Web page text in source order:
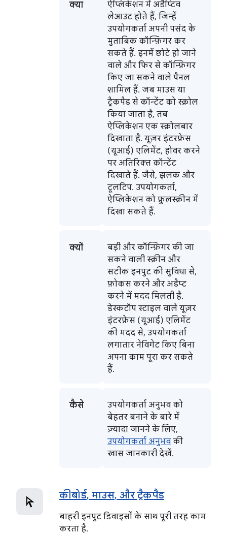
क्या
ऐप्लिकेशन में अडैप्टिव
लेआउट होते हैं, जिन्हें
उपयोगकर्ता अपनी पसंद के
मुताबिक कॉन्फ़िगर कर
सकते हैं. इनमें छोटे हो जाने
वाले और फिर से कॉन्फ़िगर
किए जा सकने वाले पैनल
शामिल हैं. जब माउस या
ट्रैकपैड से कॉन्टेंट को स्क्रोल
किया जाता है, तब
ऐप्लिकेशन एक स्क्रोलबार
दिखाता है. यूज़र इंटरफ़ेस
(यूआई) एलिमेंट, होवर करने
पर अतिरिक्त कॉन्टेंट
दिखाते हैं. जैसे, झलक और
टूलटिप. उपयोगकर्ता,
ऐप्लिकेशन को फ़ुलस्क्रीन में
दिखा सकते हैं.
क्यों
बड़ी और कॉन्फ़िगर की जा
सकने वाली स्क्रीन और
सटीक इनपुट की सुविधा से,
फ़ोकस करने और अडैप्ट
करने में मदद मिलती है.
डेस्कटॉप स्टाइल वाले यूज़र
इंटरफ़ेस (यूआई) एलिमेंट
की मदद से, उपयोगकर्ता
लगातार नेविगेट किए बिना
अपना काम पूरा कर सकते
हैं.
कैसे
उपयोगकर्ता अनुभव को
बेहतर बनाने के बारे में
ज़्यादा जानने के लिए,
उपयोगकर्ता अनुभवकी
खास जानकारी देखें.
कीबोर्ड, माउस, और ट्रैकपैड
बाहरी इनपुट डिवाइसों के साथ पूरी तरह काम
करता है.